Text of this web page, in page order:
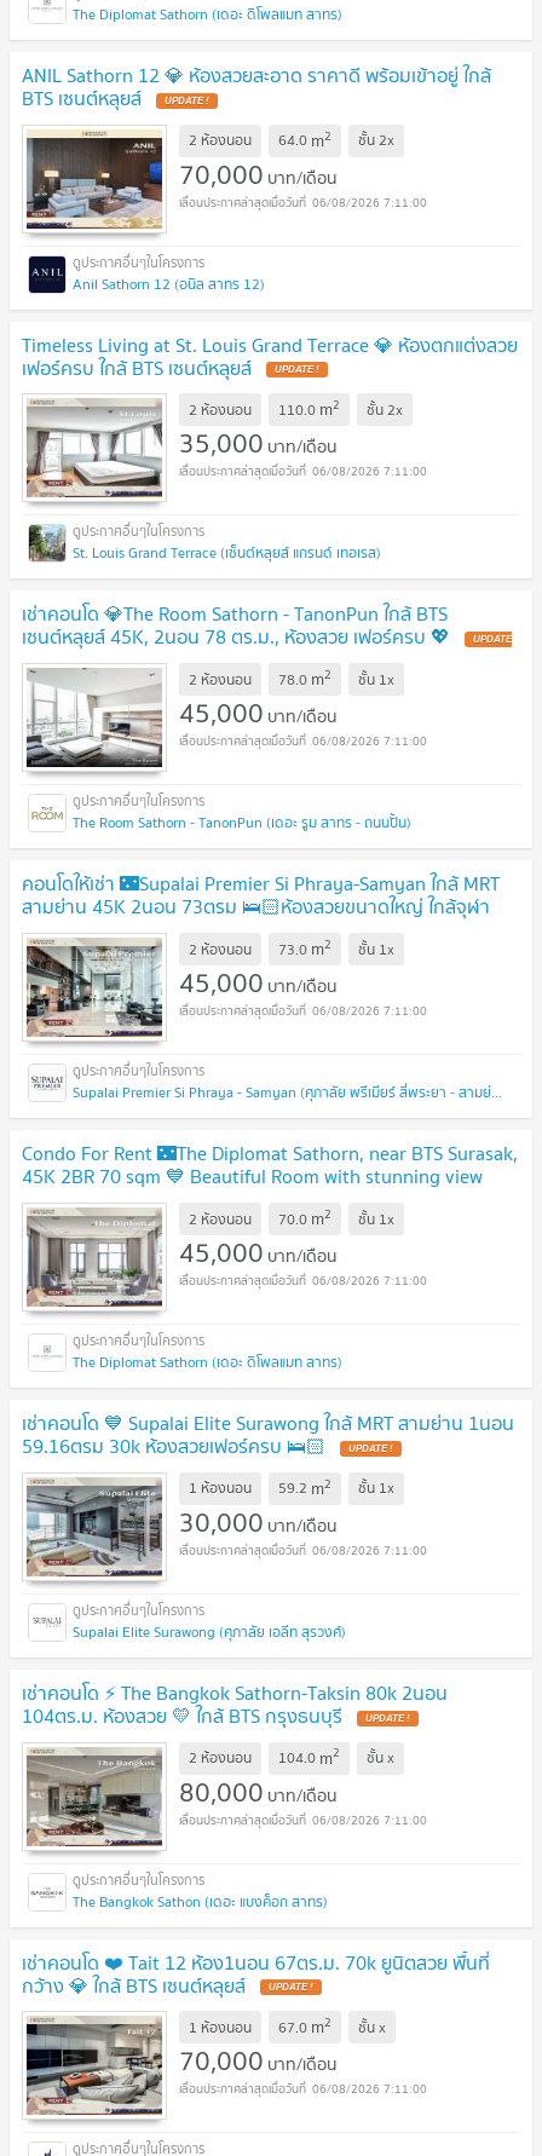
The Diplomat Sathorn (เดอะ ดิโพลแมท สาทร)
ANIL Sathorn 12 💎 ห้องสวยสะอาด ราคาดี พร้อมเข้าอยู่ ใกล้
BTS เซนต์หลุยส์
2 ห้องนอน 64.0 m2 ชั้น2x
70,000 บาท/เดือน
06/08/2026 7:11:00
Anil Sathorn 12 (อนิล สาทร 12)
Timeless Living at St. Louis Grand Terrace 💎 ห้องตกแต่งสวย
เฟอร์ครบ ใกล้ BTS เซนต์หลุยส์
2 ห้องนอน 110.0 m2 ชั้น2x
35,000 บาท/เดือน
06/08/2026 7:11:00
St. Louis Grand Terrace (เซ็นต์หลุยส์ แกรนด์ เทอเรส)
เช่าคอนโด 💎The Room Sathorn - TanonPun ใกล้ BTS
เซนต์หลุยส์ 45K, 2นอน 78 ตร.ม., ห้องสวย เฟอร์ครบ 💖
2 ห้องนอน 78.0 m2 ชั้น 1x
45,000 บาท/เดือน
06/08/2026 7:11:00
The Room Sathorn - TanonPun (เดอะ รูม สาทร - ถนนปั้น)
คอนโดให้เช่า 🌃Supalai Premier Si Phraya-Samyan ใกล้ MRT
สามย่าน 45K 2นอน 73ตรม 🛌🏻ห้องสวยขนาดใหญ่ ใกล้จุฬา
ราคาดี
2 ห้องนอน 73.0 m2 ชั้น 1x
45,000 บาท/เดือน
06/08/2026 7:11:00
Supalai Premier Si Phraya - Samyan (ศุภาลัย พรีเมียร์ สี่พระยา - สามย่าน)
Condo For Rent 🌃The Diplomat Sathorn, near BTS Surasak,
45K 2BR 70 sqm 💙 Beautiful Room with stunning view
2 ห้องนอน 70.0 m2 ชั้น 1x
45,000 บาท/เดือน
06/08/2026 7:11:00
The Diplomat Sathorn (เดอะ ดิโพลแมท สาทร)
เช่าคอนโด 💙 Supalai Elite Surawong ใกล้ MRT สามย่าน 1นอน
59.16ตรม 30k ห้องสวยเฟอร์ครบ 🛌🏻
1 ห้องนอน 59.2 m2 ชั้น 1x
30,000 บาท/เดือน
06/08/2026 7:11:00
Supalai Elite Surawong (ศุภาลัย เอลีท สุรวงศ์)
เช่าคอนโด ⚡️ The Bangkok Sathorn-Taksin 80k 2นอน
104ตร.ม. ห้องสวย 💛 ใกล้ BTS กรุงธนบุรี
2 ห้องนอน 104.0 m2 ชั้นx
80,000 บาท/เดือน
06/08/2026 7:11:00
The Bangkok Sathon (เดอะ แบงค็อก สาทร)
เช่าคอนโด ❤️ Tait 12 ห้อง1นอน 67ตร.ม. 70k ยูนิตสวย พื้นที่
กว้าง 💎 ใกล้ BTS เซนต์หลุยส์
1 ห้องนอน 67.0 m2 ชั้นx
70,000 บาท/เดือน
06/08/2026 7:11:00